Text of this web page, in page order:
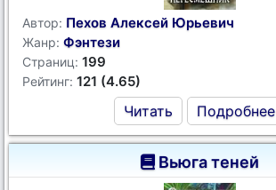
Автор: Пехов Алексей Юрьевич
Жанр: Фэнтези
Страниц: 199
Рейтинг: 121 (4.65)
Читать Подробнее
Вьюга теней